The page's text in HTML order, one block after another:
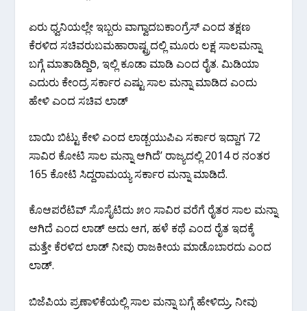
ಏರು ಧ್ವನಿಯಲ್ಲೇ ಇಬ್ಬರು ವಾಗ್ವಾದಬಕಾಂಗ್ರೆಸ್ ಎಂದ ತಕ್ಷಣ
ಕೆರಳಿದ ಸಚಿವರುಬಮಹಾರಾಷ್ಟ್ರದಲ್ಲಿ ಮೂರು ಲಕ್ಷ ಸಾಲ‌ಮನ್ನಾ
ಬಗ್ಗೆ ಮಾತಾಡಿದ್ದಿರಿ, ಇಲ್ಲಿ ಕೂಡಾ ಮಾಡಿ ಎಂದ ರೈತ. ಮಿಡಿಯಾ
ಎದುರು‌ ಕೇಂದ್ರ ಸರ್ಕಾರ ಎಷ್ಟು ಸಾಲ ಮನ್ನಾ ಮಾಡಿದ ಎಂದು
ಹೇಳಿ ಎಂದ ಸಚಿವ ಲಾಡ್
ಬಾಯಿ ಬಿಟ್ಟು ಕೇಳಿ ಎಂದ ಲಾಡ್ಬಯುಪಿಎ ಸರ್ಕಾರ ಇದ್ದಾಗ 72
ಸಾವಿರ ಕೋಟಿ ಸಾಲ‌ ಮನ್ನಾ ಆಗಿದೆ’ ರಾಜ್ಯದಲ್ಲಿ 2014 ರ ನಂತರ
165 ಕೋಟಿ ಸಿದ್ದರಾಮಯ್ಯ ಸರ್ಕಾರ ಮನ್ನಾ ಮಾಡಿದೆ.
ಕೊಆಪರೆಟಿವ್ ಸೊಸೈಟಿದು ೫೦ ಸಾವಿರ ವರೆಗೆ ರೈತರ ಸಾಲ ಮನ್ನಾ
ಆಗಿದೆ ಎಂದ ಲಾಡ್ ಅದು ಆಗ, ಹಳೆ ಕಥೆ ಎಂದ ರೈತ ಇದಕ್ಕೆ
ಮತ್ತೇ‌ ಕೆರಳಿದ ಲಾಡ್ ನೀವು ರಾಜಕೀಯ ಮಾಡೊಬಾರದು ಎಂದ
ಲಾಡ್.
ಬಿಜೆಪಿಯ ಪ್ರಣಾಳಿಕೆಯಲ್ಲಿ ಸಾಲ ಮನ್ನಾ ಬಗ್ಗೆ ಹೇಳಿದ್ರು, ನೀವು